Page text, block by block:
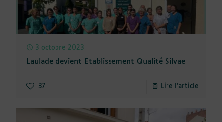
3 octobre 2023
Laulade devient Etablissement Qualité Silvae
37 Lire l'article